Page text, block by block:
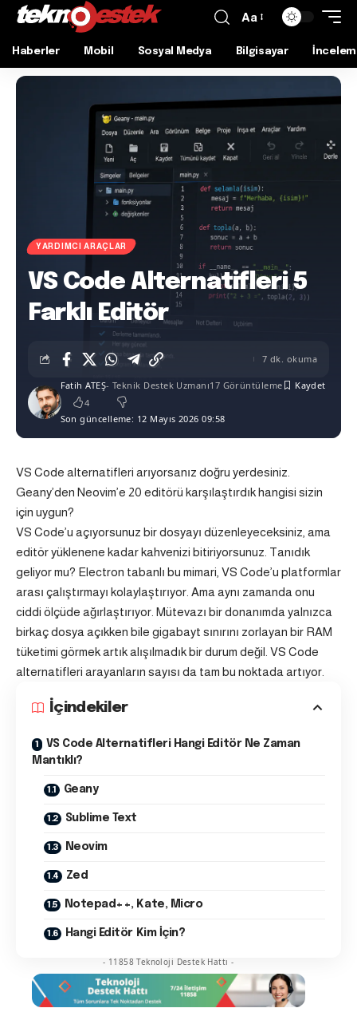
Aa
Haberler Mobil Sosyal Medya Bilgisayar
YARDIMCI ARAÇLAR
VS Code Alternatifleri 5
Farklı Editör
Son güncelleme: 12 Mayıs 2026 09:58
Fatih ATEŞ- Teknik Destek Uzmanı17 Görüntüleme
4
7 dk. okuma
VS Code alternatifleri arıyorsanız doğru yerdesiniz.
Geany’den Neovim’e 20 editörü karşılaştırdık hangisi sizin
için uygun?
VS Code’u açıyorsunuz bir dosyayı düzenleyeceksiniz, ama
editör yüklenene kadar kahvenizi bitiriyorsunuz. Tanıdık
geliyor mu? Electron tabanlı bu mimari, VS Code’u platformlar
arası çalıştırmayı kolaylaştırıyor. Ama aynı zamanda onu
ciddi ölçüde ağırlaştırıyor. Mütevazı bir donanımda yalnızca
birkaç dosya açıkken bile gigabayt sınırını zorlayan bir RAM
tüketimi görmek artık alışılmadık bir durum değil. VS Code
alternatifleri arayanların sayısı da tam bu noktada artıyor.
İçindekiler
VS Code Alternatifleri Hangi Editör Ne Zaman
Mantıklı?
Geany
Sublime Text
Neovim
Zed
Notepad++, Kate, Micro
Hangi Editör Kim İçin?
- 11858 Teknoloji Destek Hattı -